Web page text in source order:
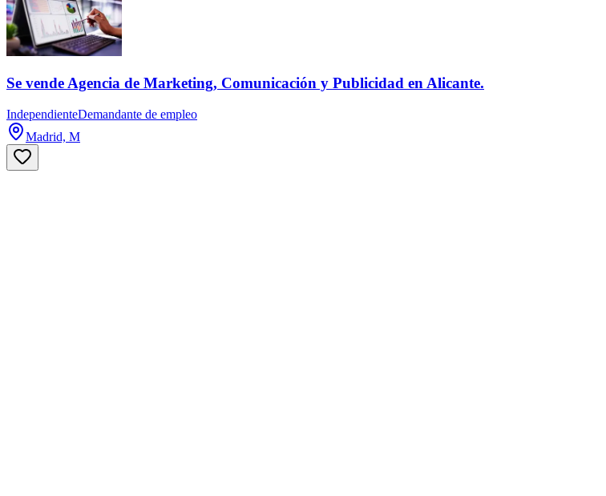
Se vende Agencia de Marketing, Comunicación y Publicidad en Alicante.
IndependienteDemandante de empleo
Madrid, M